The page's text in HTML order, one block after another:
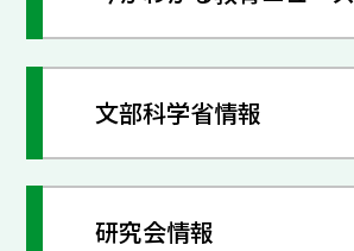
文部科学省情報
研究会情報